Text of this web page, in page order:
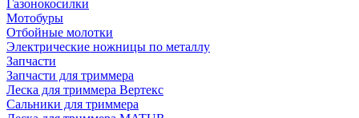
Газонокосилки
Мотобуры
Отбойные молотки
Электрические ножницы по металлу
Запчасти
Запчасти для триммера
Леска для триммера Вертекс
Сальники для триммера